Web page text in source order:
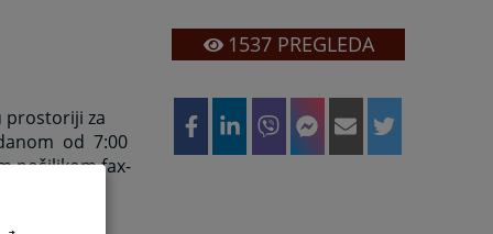
prostoriji za
od 7:00
pošiljkom,fax-
1537PREGLEDA